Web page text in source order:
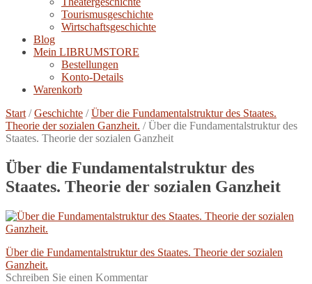
Tourismusgeschichte
Wirtschaftsgeschichte
Blog
Mein LIBRUMSTORE
Bestellungen
Konto-Details
Warenkorb
Start /Geschichte /Über die Fundamentalstruktur des Staates.
Theorie der sozialen Ganzheit. /Über die Fundamentalstruktur des
Staates. Theorie der sozialen Ganzheit
Über die Fundamentalstruktur des
Staates. Theorie der sozialen Ganzheit
Beitragsnavigation
Vorheriger
Beitrag:
Über die Fundamentalstruktur des Staates. Theorie der sozialen
Ganzheit.
Schreiben Sie einen Kommentar